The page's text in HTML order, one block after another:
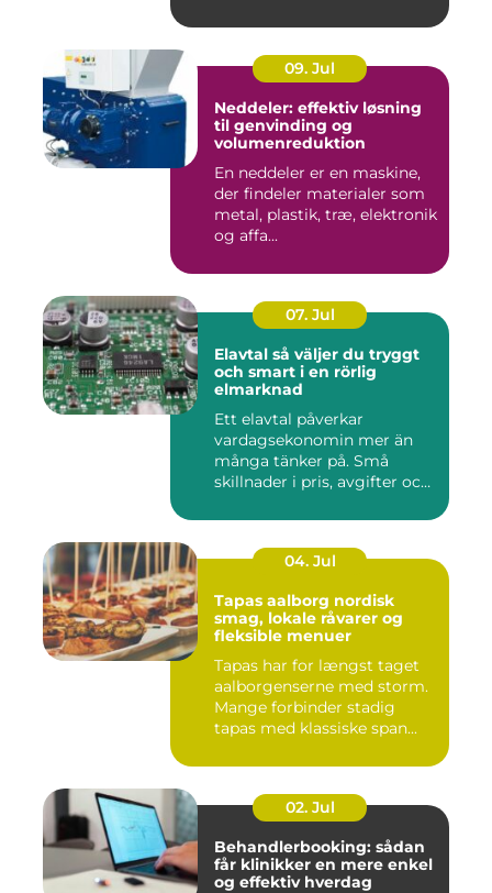
09. Jul
Neddeler: effektiv løsning
til genvinding og
volumenreduktion
En neddeler er en maskine,
der findeler materialer som
metal, plastik, træ, elektronik
og affa...
07. Jul
Elavtal så väljer du tryggt
och smart i en rörlig
elmarknad
Ett elavtal påverkar
vardagsekonomin mer än
många tänker på. Små
skillnader i pris, avgifter och
04. Jul
Tapas aalborg nordisk
smag, lokale råvarer og
fleksible menuer
Tapas har for længst taget
aalborgenserne med storm.
Mange forbinder stadig
tapas med klassiske span...
02. Jul
Behandlerbooking: sådan
får klinikker en mere enkel
og effektiv hverdag